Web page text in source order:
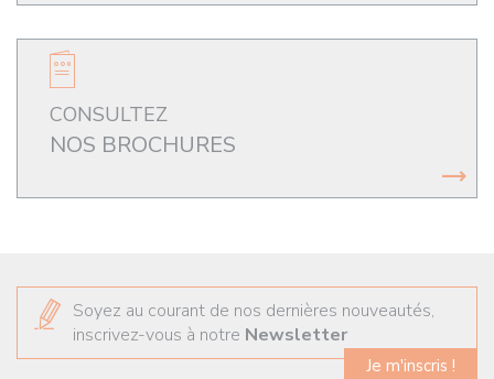
CONSULTEZ
NOS BROCHURES
Soyez au courant de nos dernières nouveautés,
inscrivez-vous à notre Newsletter
Je m'inscris !